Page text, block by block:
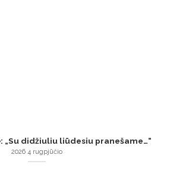
„Su didžiuliu liūdesiu pranešame…“
2026 4 rugpjūčio